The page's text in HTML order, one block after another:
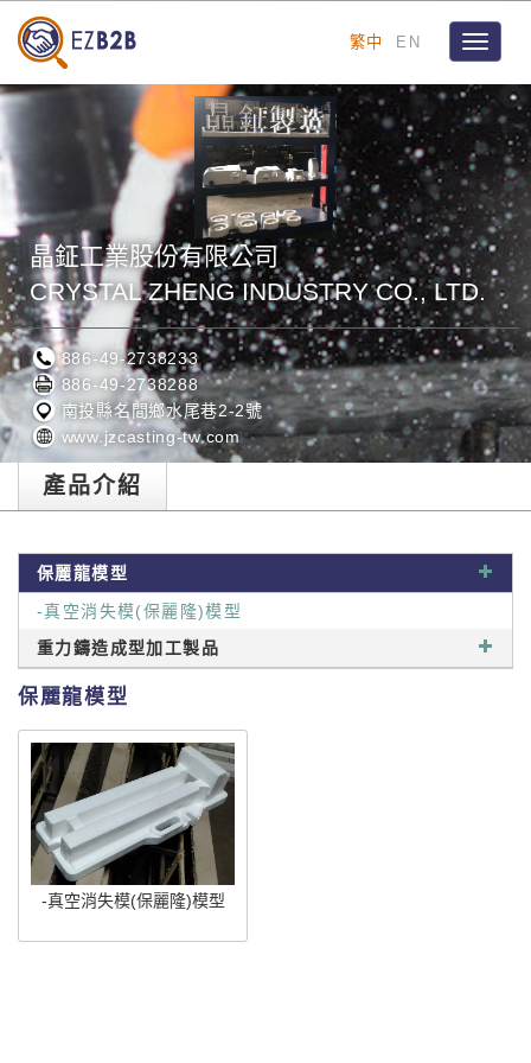
繁中 EN
Toggle
晶鉦工業股份有限公司
CRYSTAL ZHENG INDUSTRY CO., LTD.
886-49-2738233
886-49-2738288
南投縣名間鄉水尾巷2-2號
www.jzcasting-tw.com
產品介紹
保麗龍模型
-真空消失模(保麗隆)模型
重力鑄造成型加工製品
保麗龍模型
-真空消失模(保麗隆)模型